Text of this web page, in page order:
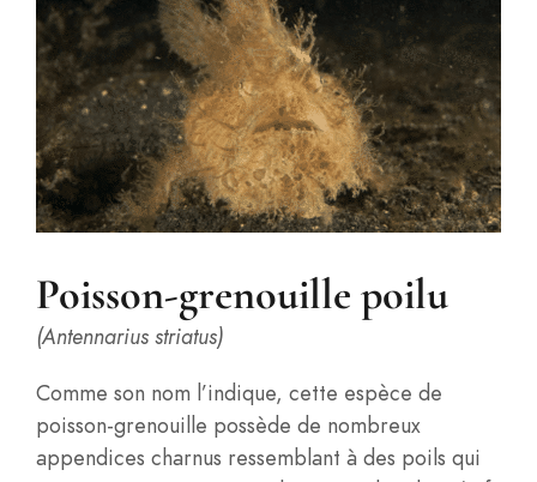
Poisson-grenouille poilu
(Antennarius striatus)
Comme son nom l’indique, cette espèce de
poisson-grenouille possède de nombreux
appendices charnus ressemblant à des poils qui